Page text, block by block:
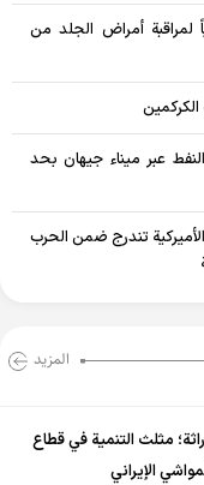
لمراقبة أمراض الجلد من
الكركمين
النفط عبر ميناء جيهان بحد
الأميركية تندرج ضمن الحرب
المزید
مثلث التنمية في قطاع
الإيراني